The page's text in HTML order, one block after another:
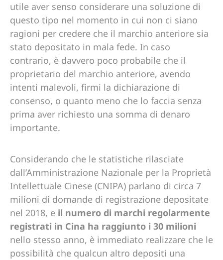
utile aver senso considerare una soluzione di
questo tipo nel momento in cui non ci siano
ragioni per credere che il marchio anteriore sia
stato depositato in mala fede. In caso
contrario, è davvero poco probabile che il
proprietario del marchio anteriore, avendo
intenti malevoli, firmi la dichiarazione di
consenso, o quanto meno che lo faccia senza
prima aver richiesto una somma di denaro
importante.
Considerando che le statistiche rilasciate
dall’Amministrazione Nazionale per la Proprietà
Intellettuale Cinese (CNIPA) parlano di circa 7
milioni di domande di registrazione depositate
nel 2018, e il numero di marchi regolarmente
registrati in Cina ha raggiunto i 30 milioni
nello stesso anno, è immediato realizzare che le
possibilità che qualcun altro depositi una